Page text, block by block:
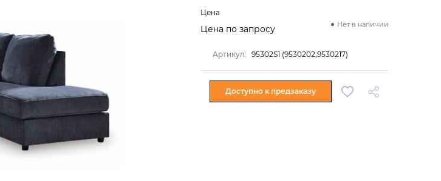
Цена
Нет в наличии
Цена по запросу
Артикул: 95302S1 (9530202,9530217)
Доступно к предзаказу